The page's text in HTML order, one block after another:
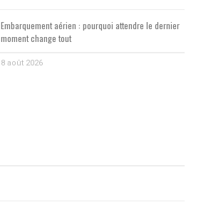
Embarquement aérien : pourquoi attendre le dernier
moment change tout
8 août 2026